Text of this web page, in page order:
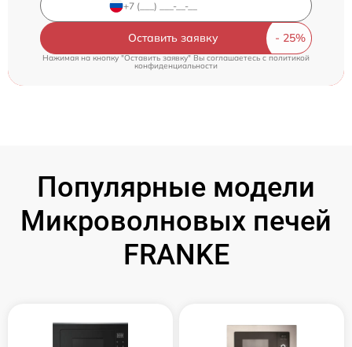
Оставить заявку
Нажимая на кнопку "Оставить заявку" Вы соглашаетесь cполитикой
конфиденциальности
Популярные модели
Микроволновых печей
FRANKE